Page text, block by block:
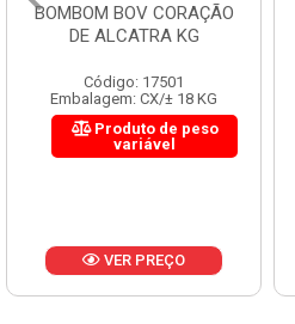
BOMBOM BOV CORAÇÃO
DE ALCATRA KG
Código: 17501
Embalagem: CX/± 18 KG
Produto de peso
variável
VER PREÇO